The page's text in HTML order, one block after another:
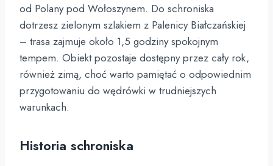
od Polany pod Wołoszynem. Do schroniska
dotrzesz zielonym szlakiem z Palenicy Białczańskiej
– trasa zajmuje około 1,5 godziny spokojnym
tempem. Obiekt pozostaje dostępny przez cały rok,
również zimą, choć warto pamiętać o odpowiednim
przygotowaniu do wędrówki w trudniejszych
warunkach.
Historia schroniska